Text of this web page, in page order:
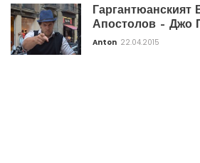
Гаргантюанският
Апостолов – Джо
Anton 22.04.2015